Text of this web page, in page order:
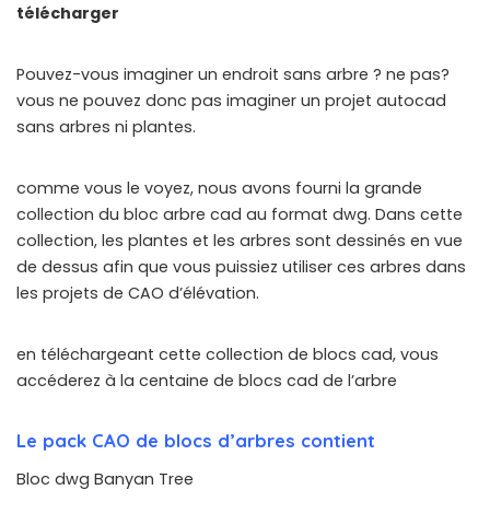
télécharger
Pouvez-vous imaginer un endroit sans arbre ? ne pas?
vous ne pouvez donc pas imaginer un projet autocad
sans arbres ni plantes.
comme vous le voyez, nous avons fourni la grande
collection du bloc arbre cad au format dwg. Dans cette
collection, les plantes et les arbres sont dessinés en vue
de dessus afin que vous puissiez utiliser ces arbres dans
les projets de CAO d’élévation.
en téléchargeant cette collection de blocs cad, vous
accéderez à la centaine de blocs cad de l’arbre
Le pack CAO de blocs d’arbres contient
Bloc dwg Banyan Tree